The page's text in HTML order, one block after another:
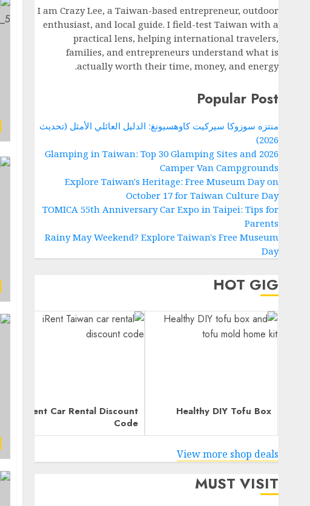
I am Crazy Lee, a Taiwan-based entrepreneur, outdoor
enthusiast, and local guide. I field-test Taiwan with a
practical lens, helping international travelers,
families, and entrepreneurs understand what is
actually worth their time, money, and energy.
Popular Post
منتزه سوزوكا سيركيت كاوهسيونغ: الدليل العائلي الأمثل (تحديث
2026)
2026 Glamping in Taiwan: Top 30 Glamping Sites and
Camper Van Campgrounds
Explore Taiwan's Heritage: Free Museum Day on
October 17 for Taiwan Culture Day
TOMICA 55th Anniversary Car Expo in Taipei: Tips for
Parents
Rainy May Weekend? Explore Taiwan's Free Museum
Day
HOT GIG
Healthy DIY Tofu Box
iRent Car Rental Discount
Code
View more shop deals
MUST VISIT